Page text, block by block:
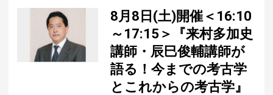
8月8日(土)開催＜16:10
～17:15＞『来村多加史
講師・辰巳俊輔講師が
語る！今までの考古学
とこれからの考古学』